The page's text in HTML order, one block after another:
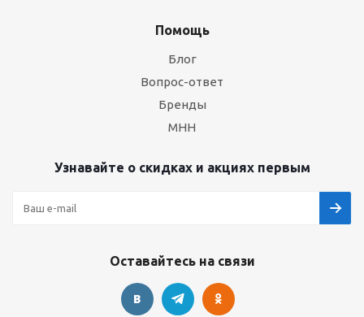
Помощь
Блог
Вопрос-ответ
Бренды
МНН
Узнавайте о скидках и акциях первым
Оставайтесь на связи